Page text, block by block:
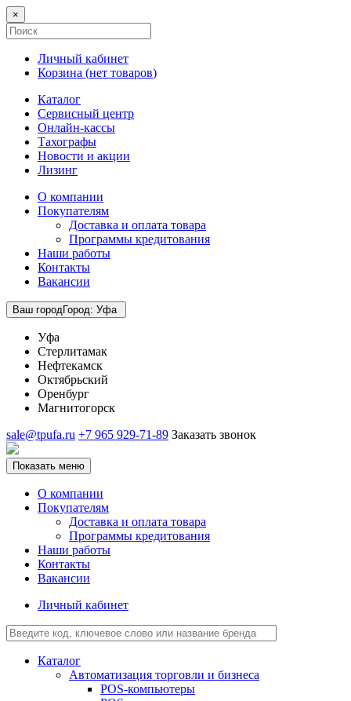
×
Личный кабинет
Корзина (нет товаров)
Каталог
Сервисный центр
Онлайн-кассы
Тахографы
Новости и акции
Лизинг
О компании
Покупателям
Доставка и оплата товара
Программы кредитования
Наши работы
Контакты
Вакансии
Ваш городГород: Уфа
Уфа
Стерлитамак
Нефтекамск
Октябрьский
Оренбург
Магнитогорск
sale@tpufa.ru +7 965 929-71-89 Заказать звонок
Показать меню
О компании
Покупателям
Доставка и оплата товара
Программы кредитования
Наши работы
Контакты
Вакансии
Личный кабинет
Каталог
Автоматизация торговли и бизнеса
POS-компьютеры